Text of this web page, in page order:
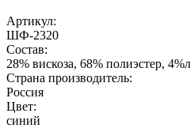
Артикул:
ШФ-2320
Состав:
28% вискоза, 68% полиэстер,
Страна производитель:
Россия
Цвет:
синий